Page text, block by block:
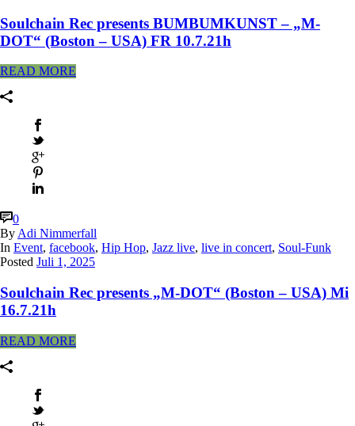
Soulchain Rec presents BUMBUMKUNST – „M-
DOT“ (Boston – USA) FR 10.7.21h
READ MORE
0
ByAdi Nimmerfall
In Event, facebook, Hip Hop, Jazz live, live in concert, Soul-Funk
Posted Juli 1, 2025
Soulchain Rec presents „M-DOT“ (Boston – USA) Mi
16.7.21h
READ MORE